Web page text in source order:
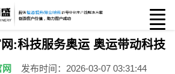
:科技服务奥运 奥运带动科技
发布时间：2026-03-07 03:31:44